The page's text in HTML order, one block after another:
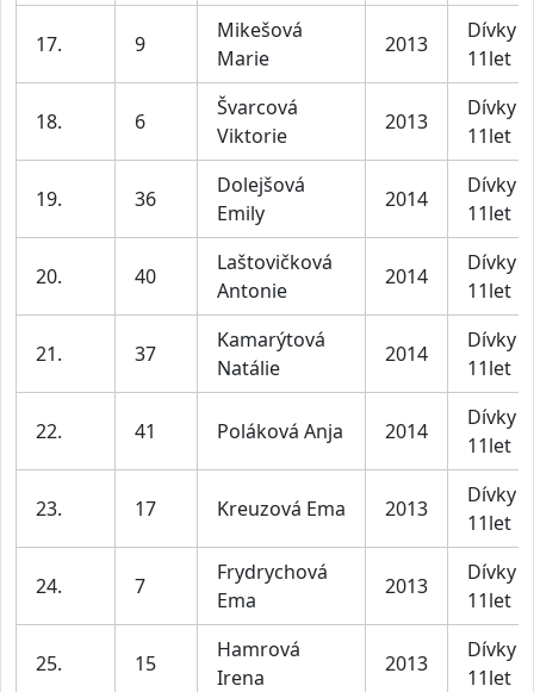
17. 9
Mikešová
Marie
2013
Dívky
11let
18. 6
Švarcová
Viktorie
2013
Dívky
11let
19. 36
Dolejšová
Emily
2014
Dívky
11let
20. 40
Laštovičková
Antonie
2014
Dívky
11let
21. 37
Kamarýtová
Natálie
2014
Dívky
11let
22. 41 Poláková Anja 2014
Dívky
11let
23. 17 Kreuzová Ema 2013
Dívky
11let
24. 7
Frydrychová
Ema
2013
Dívky
11let
25. 15
Hamrová
Irena
2013
Dívky
11let